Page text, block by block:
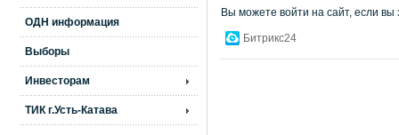
ОДН информация
Выборы
Инвесторам
ТИК г.Усть-Катава
Вы можете войти на сайт, если вы
Битрикс24